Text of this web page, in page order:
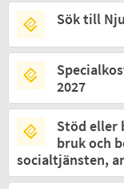
Sök till
2027
Stöd eller
bruk och
socialtjänsten,